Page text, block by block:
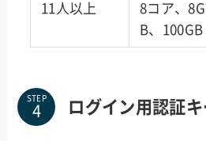
11人以上
8コア、8G
B、100GB
STEP ログイン用認証